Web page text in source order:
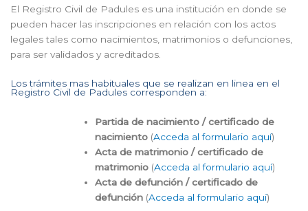
El Registro Civil de Padules es una institución en donde se
pueden hacer las inscripciones en relación con los actos
legales tales como nacimientos, matrimonios o defunciones,
para ser validados y acreditados.
Los trámites mas habituales que se realizan en linea en el
Registro Civil de Padules corresponden a:
Partida de nacimiento / certificado de
nacimiento (Acceda al formulario aquí)
Acta de matrimonio / certificado de
matrimonio (Acceda al formulario aquí)
Acta de defunción / certificado de
defunción (Acceda al formulario aquí)